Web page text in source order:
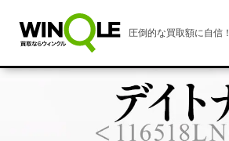
圧倒的な買取額に自信！